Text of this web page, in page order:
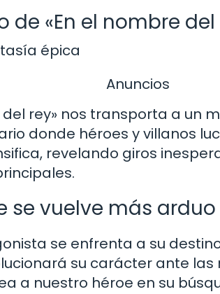
de «En el nombre
épica
Anuncios
del rey» nos transporta a un
donde héroes y villanos
revelando giros
se vuelve más arduo
se enfrenta a su
su carácter ante
a nuestro héroe en su